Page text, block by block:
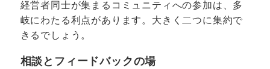
経営者同士が集まるコミュニティへの参加は、多
岐にわたる利点があります。大きく二つに集約で
きるでしょう。
相談とフィードバックの場